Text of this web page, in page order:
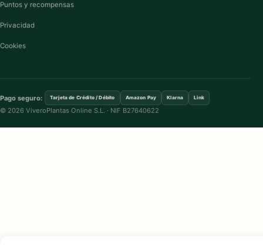
Puntos y recompensas
Privacidad
Cookies
Pago seguro: Tarjeta de Crédito / Débito Amazon Pay Klarna Link
© 2026 ViveroPlantas Online S.L. · NIF B27640622